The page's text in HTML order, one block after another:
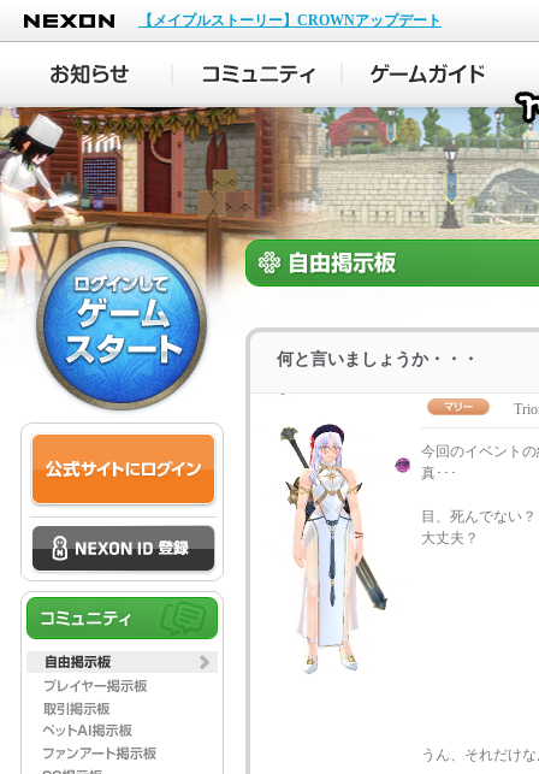
NEXON
【メイプルストーリー】CROWNアップデート
何と言いましょうか・・・
今回のイベント
真･･･
目、死んでない
大丈夫？
うん、それだけ